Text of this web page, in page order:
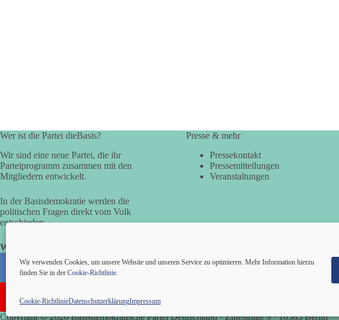
Wir verwenden Cookies, um unsere Website und unseren Service zu optimieren. Mehr Information hierzu
finden Sie in der Cookie-Richtlinie.
Cookie-RichtlinieDatenschutzerklärungImpressum
Wer ist die Partei dieBasis?
Wir sind eine neue Partei, die ihr
Parteiprogramm zusammen mit den
Mitgliedern entwickelt.
In der Basisdemokratie werden die
politischen Fragen direkt vom Volk
entschieden.
Wir alle sind die Basis!
Presse & mehr
Pressekontakt
Pressemitteilungen
Veranstaltungen
Copyright © 2026 Basisdemokratische Partei Deutschland · Zillestraße 9 · 10585 Berlin